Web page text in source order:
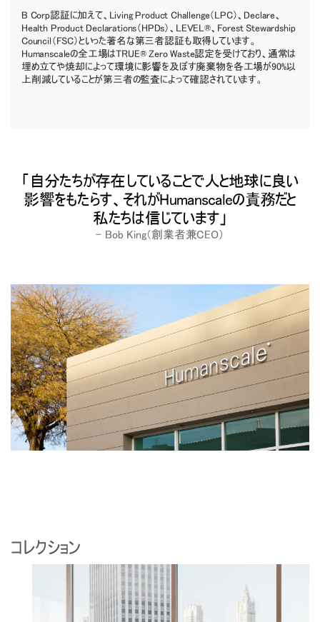
B Corp認証に加えて、Living Product Challenge（LPC）、Declare、
Health Product Declarations（HPDs）、LEVEL®、Forest Stewardship
Council（FSC）といった著名な第三者認証も取得しています。
Humanscaleの全工場はTRUE® Zero Waste認定を受けており、通常は
埋め立てや焼却によって環境に影響を及ぼす廃棄物を各工場が90%以
上削減していることが第三者の監査によって確認されています。
自分たちが存在していることで人と地球に良い
影響をもたらす、それがHumanscaleの責務だと
私たちは信じています
– Bob King（創業者兼CEO）
コレクション